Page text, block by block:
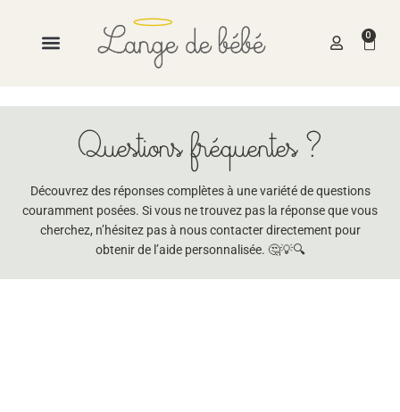
0
Questions fréquentes ?
Découvrez des réponses complètes à une variété de questions
couramment posées. Si vous ne trouvez pas la réponse que vous
cherchez, n’hésitez pas à nous contacter directement pour
obtenir de l’aide personnalisée. 🤔💡🔍